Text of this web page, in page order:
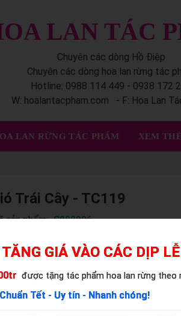
LAN TÁC
Chuyên các dòng Hồ Điệp
Chuyên các dòng hoa lan rừng tác
Hotline: 0988 114 449 - 0938 172
W: hoalantacpham.com - F: Hoa Lan
LAN RỪNG TÁC PHẨM XEM
Trái Cây - TC119
sản phẩm: S000906
trái cây kết hợp hoa tươi là món quà vừa
chọn chất lượng. Phù hợp cho nhiều
đến người nhận
GIÁ VÀO CÁC DỊP
được tặng tác phẩm hoa lan rừng theo
Tết - Uy tín - Nhanh chóng!